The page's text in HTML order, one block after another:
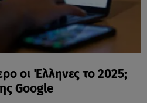
οι Έλληνες το 2025;
Google